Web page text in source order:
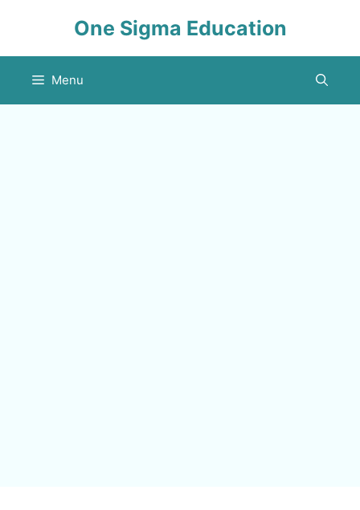
One Sigma Education
Menu